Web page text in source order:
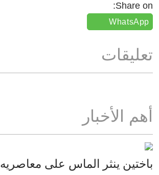
Share on:
WhatsApp
تعليقات
أهم الأخبار
باختين ينثر الماس على معاصريه